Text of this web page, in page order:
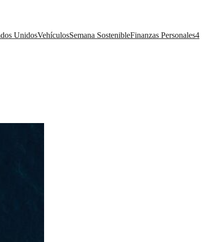
UnidosVehículosSemana SostenibleFinanzas Personales4